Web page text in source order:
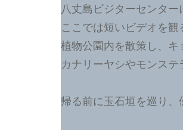
八丈島ビジターセンター
ここでは短いビデオを観
植物公園内を散策し、キ
カナリーヤシやモンステ
帰る前に玉石垣を巡り、